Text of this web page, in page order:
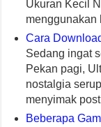
Ukuran Kecil
Cara
Sedang ingat
Pekan pagi,
nostalgia
menyimak
Beberapa